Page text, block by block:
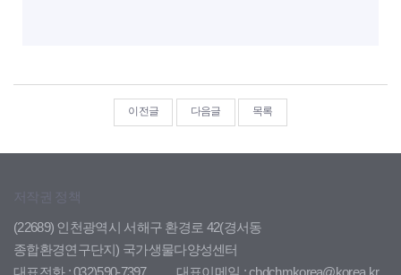
이전글 다음글 목록
저작권 정책
(22689) 인천광역시 서해구 환경로 42(경서동
종합환경연구단지) 국가생물다양성센터